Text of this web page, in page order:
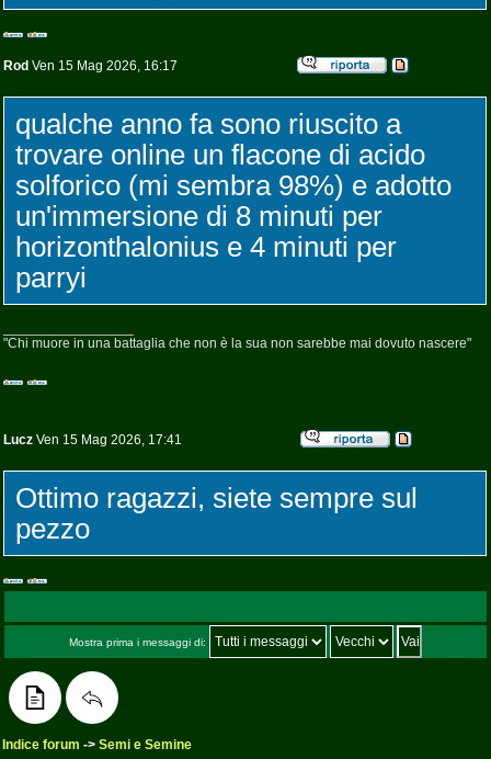
Rod Ven 15 Mag 2026, 16:17
qualche anno fa sono riuscito a
trovare online un flacone di acido
solforico (mi sembra 98%) e adotto
un'immersione di 8 minuti per
horizonthalonius e 4 minuti per
parryi
"Chi muore in una battaglia che non è la sua non sarebbe mai dovuto nascere"
Lucz Ven 15 Mag 2026, 17:41
Ottimo ragazzi, siete sempre sul
pezzo
Mostra prima i messaggi di:
Indice forum -> Semi e Semine